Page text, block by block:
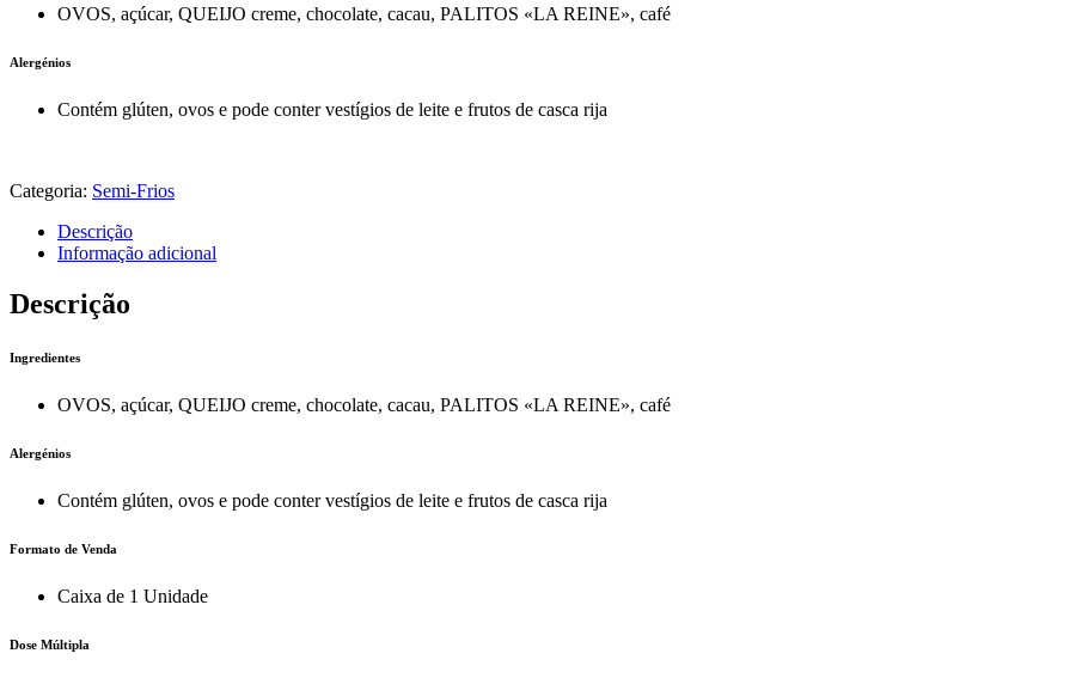
OVOS, açúcar, QUEIJO creme, chocolate, cacau, PALITOS «LA REINE», café
Alergénios
Contém glúten, ovos e pode conter vestígios de leite e frutos de casca rija
Categoria: Semi-Frios
Descrição
Informação adicional
Descrição
Ingredientes
OVOS, açúcar, QUEIJO creme, chocolate, cacau, PALITOS «LA REINE», café
Alergénios
Contém glúten, ovos e pode conter vestígios de leite e frutos de casca rija
Formato de Venda
Caixa de 1 Unidade
Dose Múltipla